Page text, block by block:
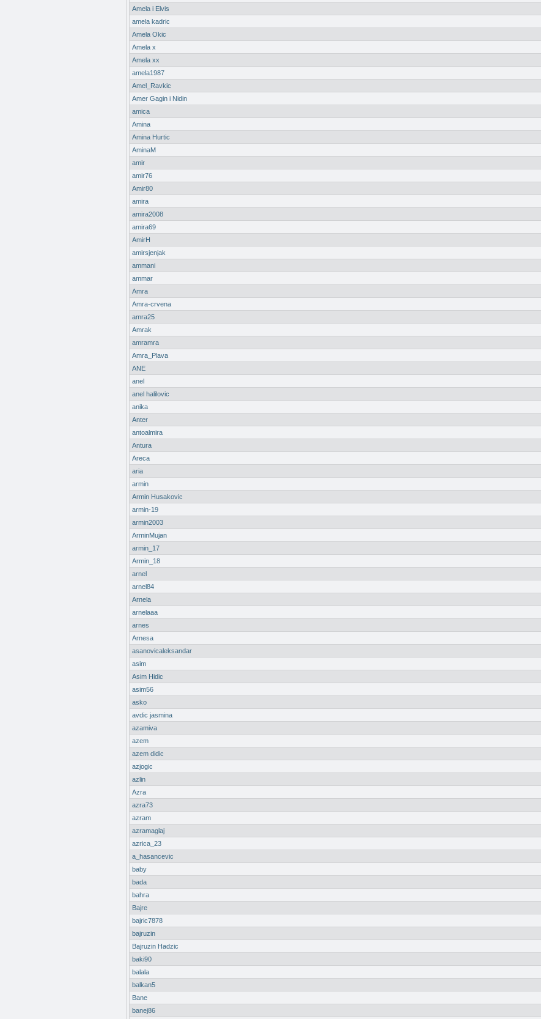
Amela i Elvis
amela kadric
Amela Okic
Amela x
Amela xx
amela1987
Amel_Ravkic
Amer Gagin i Nidin
amica
Amina
Amina Hurtic
AminaM
amir
amir76
Amir80
amira
amira2008
amira69
AmirH
amirsjenjak
ammani
ammar
Amra
Amra-crvena
amra25
Amrak
amramra
Amra_Plava
ANE
anel
anel halilovic
anika
Anter
antoalmira
Antura
Areca
aria
armin
Armin Husakovic
armin-19
armin2003
ArminMujan
armin_17
Armin_18
arnel
arnel84
Arnela
arnelaaa
arnes
Arnesa
asanovicaleksandar
asim
Asim Hidic
asim56
asko
avdic jasmina
azamiva
azem
azem didic
azjogic
azlin
Azra
azra73
azram
azramaglaj
azrica_23
a_hasancevic
baby
bada
bahra
Bajre
bajric7878
bajruzin
Bajruzin Hadzic
baki90
balala
balkan5
Bane
banej86